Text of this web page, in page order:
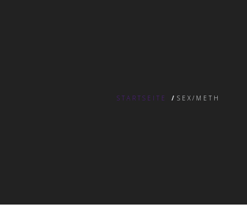
STARTSEITE / SEX/METH